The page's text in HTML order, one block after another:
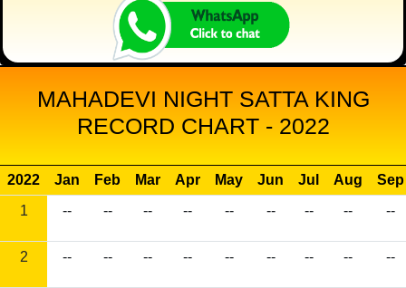
MAHADEVI NIGHT SATTA KING
RECORD CHART - 2022
2022 Jan Feb Mar Apr May Jun Jul Aug
Sep
1
-- -- -- -- -- -- -- -- --
2 -- -- -- -- -- -- -- -- --